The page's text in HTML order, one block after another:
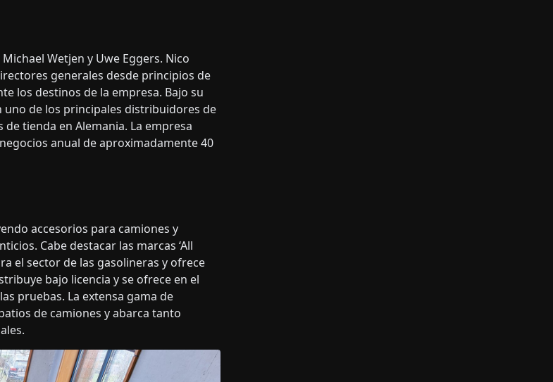
Wetjen y Uwe Eggers. Nico
generales desde principios de
los destinos de la empresa. Bajo su
de los principales distribuidores de
tienda en Alemania. La empresa
anual de aproximadamente 40
accesorios para camiones y
Cabe destacar las marcas ‘All
el sector de las gasolineras y ofrece
bajo licencia y se ofrece en el
pruebas. La extensa gama de
de camiones y abarca tanto